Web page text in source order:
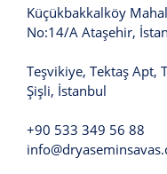
Küçükbakkalköy
No:14/A Ataşehir,
Teşvikiye, Tektaş Apt,
Şişli, İstanbul
+90 533 349 56 88